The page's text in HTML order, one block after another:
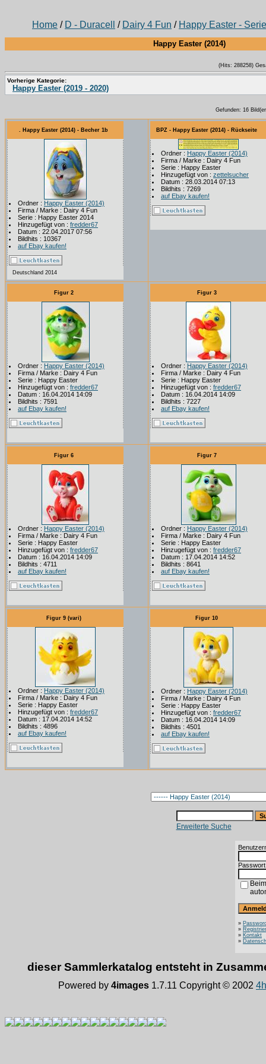
Home / D - Duracell / Dairy 4 Fun / Happy Easter -
Happy Easter (2014)
(Hits: 288258)
Vorherige Kategorie:
Happy Easter (2019 - 2020)
Gefunden: 16
. Happy Easter (2014) - Becher 1b
Ordner : Happy Easter (2014)
Firma / Marke : Dairy 4 Fun
Serie : Happy Easter 2014
Hinzugefügt von : fredder67
Datum : 22.04.2017 07:56
Bildhits : 10367
auf Ebay kaufen!
Deutschland 2014
BPZ - Happy Easter (2014) - Rückseite
Ordner : Happy Easter (2014)
Firma / Marke : Dairy 4 Fun
Serie : Happy Easter
Hinzugefügt von : zettelsucher
Datum : 28.03.2014 07:13
Bildhits : 7269
auf Ebay kaufen!
Figur 2
Ordner : Happy Easter (2014)
Firma / Marke : Dairy 4 Fun
Serie : Happy Easter
Hinzugefügt von : fredder67
Datum : 16.04.2014 14:09
Bildhits : 7591
auf Ebay kaufen!
Figur 3
Ordner : Happy Easter (2014)
Firma / Marke : Dairy 4 Fun
Serie : Happy Easter
Hinzugefügt von : fredder67
Datum : 16.04.2014 14:09
Bildhits : 7227
auf Ebay kaufen!
Figur 6
Ordner : Happy Easter (2014)
Firma / Marke : Dairy 4 Fun
Serie : Happy Easter
Hinzugefügt von : fredder67
Datum : 16.04.2014 14:09
Bildhits : 4711
auf Ebay kaufen!
Figur 7
Ordner : Happy Easter (2014)
Firma / Marke : Dairy 4 Fun
Serie : Happy Easter
Hinzugefügt von : fredder67
Datum : 17.04.2014 14:52
Bildhits : 8641
auf Ebay kaufen!
Figur 9 (vari)
Ordner : Happy Easter (2014)
Firma / Marke : Dairy 4 Fun
Serie : Happy Easter
Hinzugefügt von : fredder67
Datum : 17.04.2014 14:52
Bildhits : 4896
auf Ebay kaufen!
Figur 10
Ordner : Happy Easter (2014)
Firma / Marke : Dairy 4 Fun
Serie : Happy Easter
Hinzugefügt von : fredder67
Datum : 16.04.2014 14:09
Bildhits : 4501
auf Ebay kaufen!
Erweiterte Suche
»
»
» Kontakt
»
dieser Sammlerkatalog entsteht in
Powered by 4images 1.7.11 Copyright © 2002